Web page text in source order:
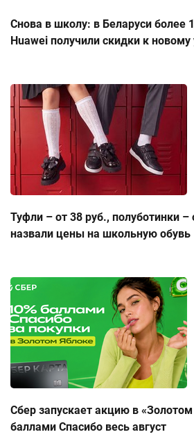
Снова в школу: в Беларуси более
Huawei получили скидки к новому
Туфли – от 38 руб., полуботинки –
назвали цены на школьную обувь
Сбер запускает акцию в
баллами Спасибо весь август